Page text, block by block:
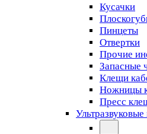
Кусачки
Пинцеты
Отвертки
Прочие
Запасные
Клещи
Ножницы
Пресс